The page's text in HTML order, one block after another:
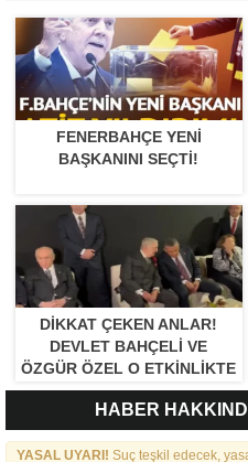
FENERBAHÇE YENI
BAŞKANINI SEÇTI!
DIKKAT ÇEKEN ANLAR!
DEVLET BAHÇELI VE
ÖZGÜR ÖZEL O ETKINLIKTE
BIR ARAYA GELDILER
HABER
YASAL UYARI! Suç teşkil edecek,